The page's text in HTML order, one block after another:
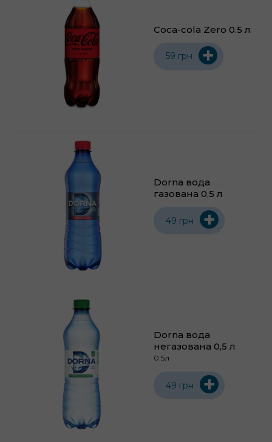
Coca-cola Zero 0.5 л
59 грн +
Dorna вода
газована 0,5 л
49 грн +
Dorna вода
негазована 0,5 л
0.5л
49 грн +